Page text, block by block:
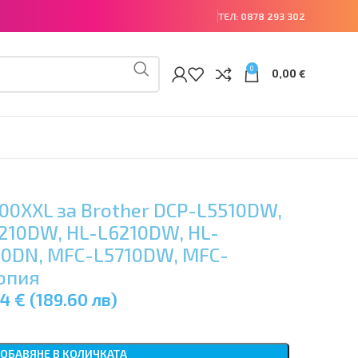
ТЕЛ: 0878 293 302
0 0,00 €
за Brother DCP-L5510DW,
HL-L6210DW, HL-
MFC-L5710DW, MFC-
€ (189.60 лв)
В КОЛИЧКАТА